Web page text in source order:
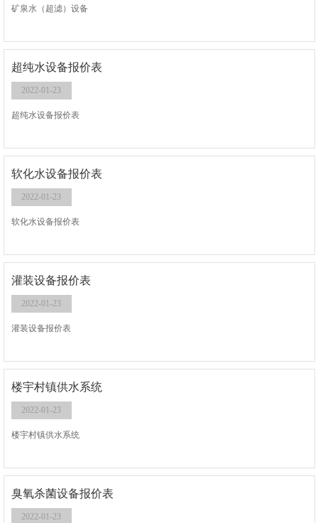
矿泉水（超滤）设备
超纯水设备报价表
2022-01-23
超纯水设备报价表
软化水设备报价表
2022-01-23
软化水设备报价表
灌装设备报价表
2022-01-23
灌装设备报价表
楼宇村镇供水系统
2022-01-23
楼宇村镇供水系统
臭氧杀菌设备报价表
2022-01-23